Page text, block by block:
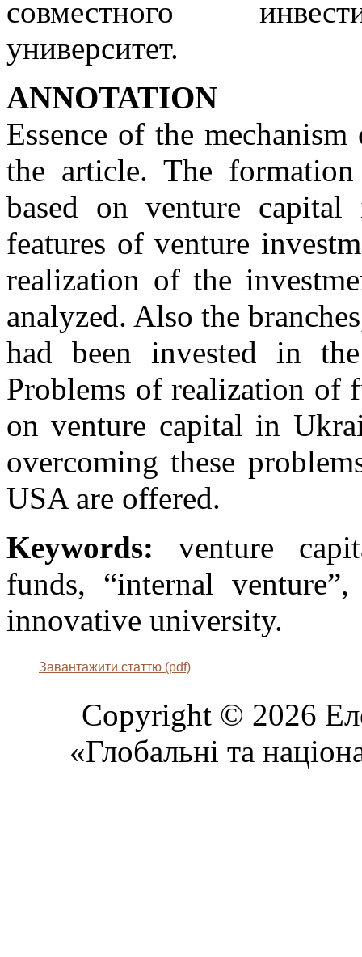
совместного
университет.
ANNOTATION
Essence of the
the article. The
based on venture capital
features of venture
realization of the
analyzed. Also the
had been invested in
Problems of realization of
on venture capital in
overcoming these
USA are offered.
Keywords: venture
funds, “internal
innovative university.
Завантажити статтю (pdf)
Copyright © 2026
«Глобальні та